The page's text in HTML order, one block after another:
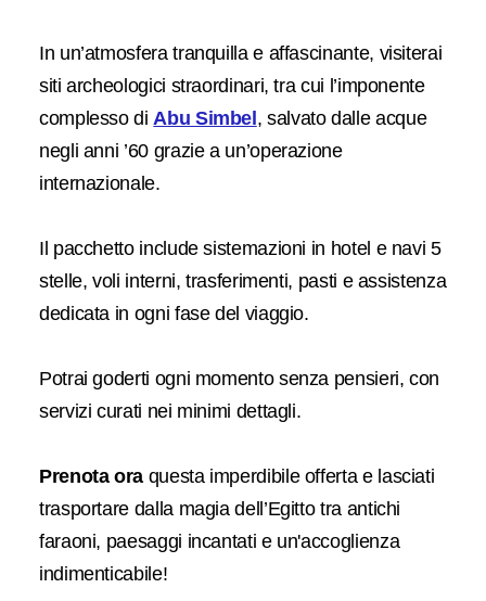
In un’atmosfera tranquilla e affascinante, visiterai
siti archeologici straordinari, tra cui l’imponente
complesso diAbu Simbel , salvato dalle acque
negli anni ’60 grazie a un’operazione
internazionale.
Il pacchetto include sistemazioni in hotel e navi 5
stelle, voli interni, trasferimenti, pasti e assistenza
dedicata in ogni fase del viaggio.
Potrai goderti ogni momento senza pensieri, con
servizi curati nei minimi dettagli.
Prenota ora questa imperdibile offerta e lasciati
trasportare dalla magia dell’Egitto tra antichi
faraoni, paesaggi incantati e un'accoglienza
indimenticabile!